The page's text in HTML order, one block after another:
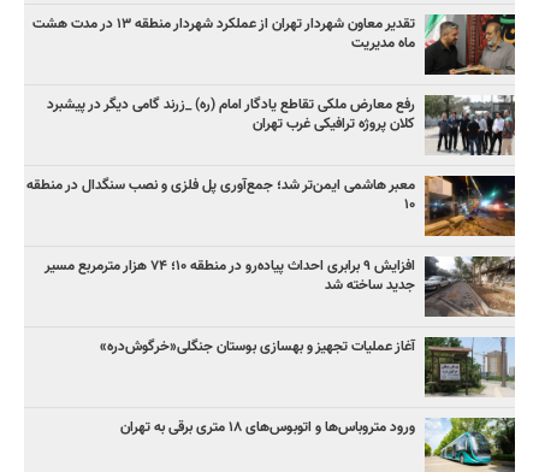
تقدیر معاون شهردار تهران از عملکرد شهردار منطقه ۱۳ در مدت هشت
ماه مدیریت
رفع معارض ملکی تقاطع یادگار امام (ره) _زرند گامی دیگر در پیشبرد
کلان پروژه‌ ترافیکی غرب تهران
معبر هاشمی ایمن‌تر شد؛ جمع‌آوری پل فلزی و نصب سنگدال در منطقه
۱۰
افزایش ۹ برابری احداث پیاده‌رو در منطقه ۱۰؛ ۷۴ هزار مترمربع مسیر
جدید ساخته شد
آغاز عملیات تجهیز و بهسازی بوستان جنگلی«خرگوش‌دره»
ورود متروباس‌ها و اتوبوس‌های ۱۸ متری برقی به تهران